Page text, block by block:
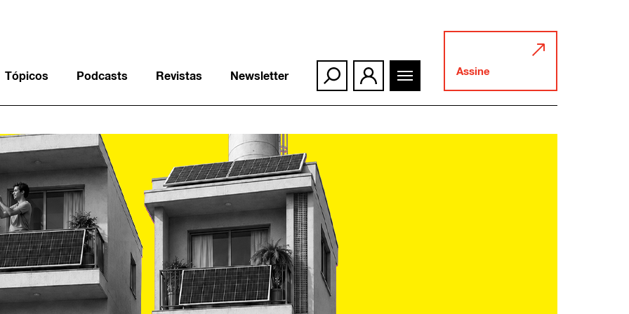
Tópicos Podcasts Revistas Newsletter Assine